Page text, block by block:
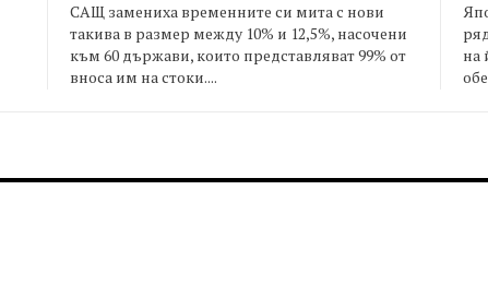
САЩ замениха временните си мита с нови
такива в размер между 10% и 12,5%, насочени
към 60 държави, които представляват 99% от
вноса им на стоки....
на